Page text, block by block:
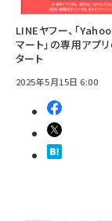
LINEヤフー、「
マート」の専用アプ
タート
2025年5月15日 6:00